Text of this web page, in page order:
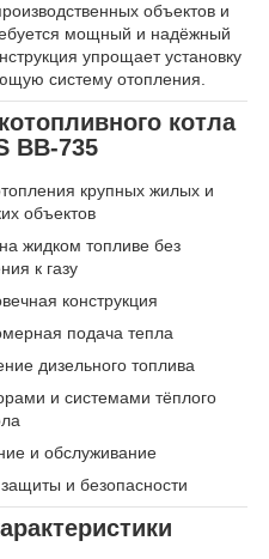
объектов и
мощный и надёжный
упрощает установку
систему отопления.
котла
BB-735
крупных жилых и
объектов
жидком топливе без
к газу
конструкция
подача тепла
дизельного топлива
и системами тёплого
и обслуживание
и безопасности